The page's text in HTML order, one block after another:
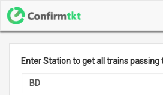
Enter Station to get all trains passing